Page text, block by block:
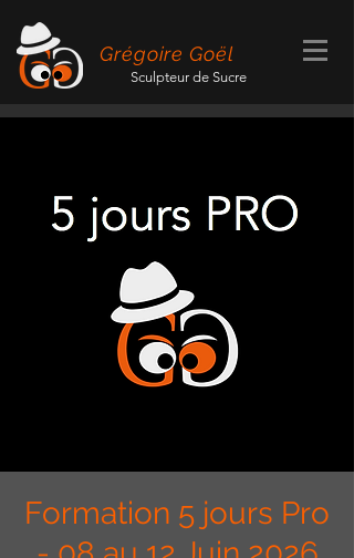
Grégoire Goël
Sculpteur de Sucre
Formation 5 jours Pro